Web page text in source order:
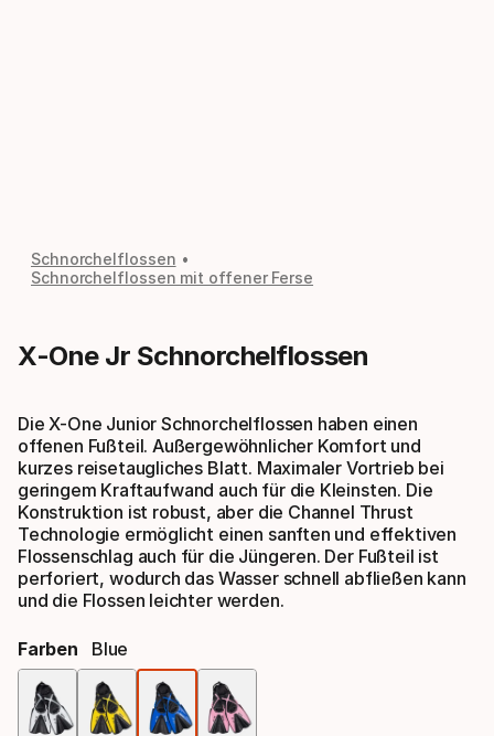
Schnorchelflossen
Schnorchelflossen mit offener Ferse
X-One Jr Schnorchelflossen
Die X-One Junior Schnorchelflossen haben einen
offenen Fußteil. Außergewöhnlicher Komfort und
kurzes reisetaugliches Blatt. Maximaler Vortrieb bei
geringem Kraftaufwand auch für die Kleinsten. Die
Konstruktion ist robust, aber die Channel Thrust
Technologie ermöglicht einen sanften und effektiven
Flossenschlag auch für die Jüngeren. Der Fußteil ist
perforiert, wodurch das Wasser schnell abfließen kann
und die Flossen leichter werden.
Farben Blue